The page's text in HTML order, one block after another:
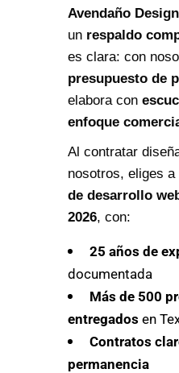
Avendaño Design
un respaldo
es clara: con
presupuesto de
elabora con
enfoque
Al contratar
nosotros, eliges a
de desarrollo
2026, con:
25 años de
documentada
Más de 500
entregados en
Contratos
permanencia